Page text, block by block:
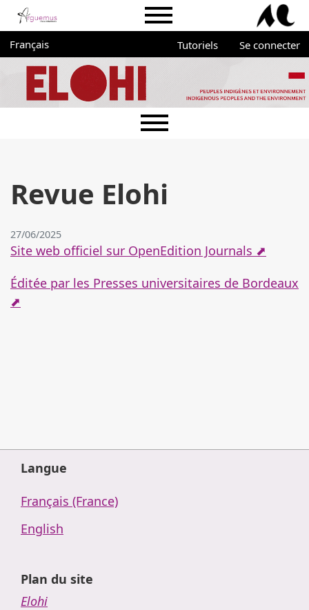
Aller directement au menu principal
Aller directement au contenu principal
Aller au pied de page
Menu du portail Arguemus
Changer de langue. La langue actuelle est :
Français
Administration Tutoriels Se connecter
Menu principal
Revue Elohi
27/06/2025
Site web officiel sur OpenEdition Journals ⬈
Éditée par les Presses universitaires de Bordeaux
⬈
Langue
Français (France)
English
Plan du site
Elohi